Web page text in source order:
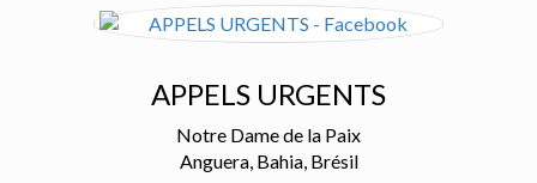
APPELS URGENTS
Notre Dame de la Paix
Anguera, Bahia, Brésil